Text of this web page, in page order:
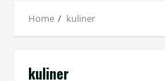
Home kuliner
kuliner